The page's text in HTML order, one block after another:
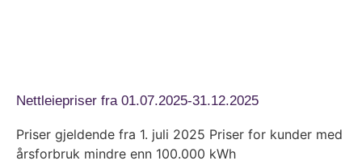
Nettleiepriser fra 01.07.2025-31.12.2025
Priser gjeldende fra 1. juli 2025 Priser for kunder med
årsforbruk mindre enn 100.000 kWh